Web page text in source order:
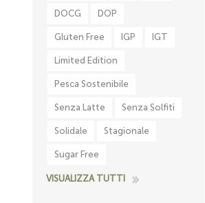
DOCG DOP
Gluten Free IGP IGT
Limited Edition
Pesca Sostenibile
Senza Latte Senza Solfiti
Solidale Stagionale
Sugar Free
VISUALIZZA TUTTI